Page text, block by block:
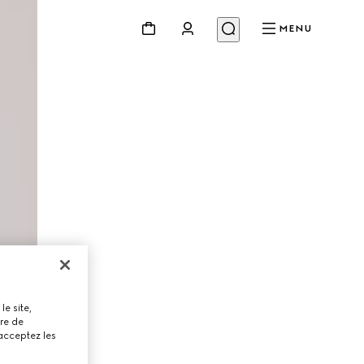
MENU
site,
de
les